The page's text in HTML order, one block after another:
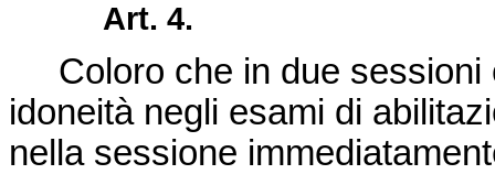
Art. 4.
Coloro che in due sessioni
idoneità negli esami di
nella sessione